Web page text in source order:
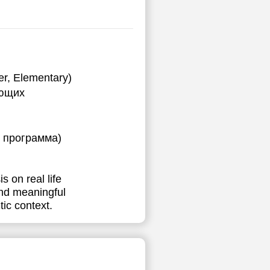
Elementary)
on real life
meaningful
context.